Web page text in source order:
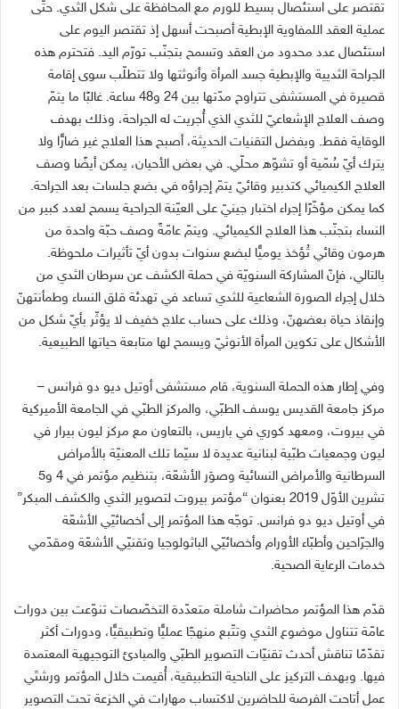
تقتصر على استئصال بسيط للورم مع المحافظة على شكل الثدي. حتّى
عملية العقد اللمفاوية الإبطية أصبحت أسهل إذ تقتصر اليوم على
استئصال عدد محدود من العقد وتسمح بتجنّب تورّم اليد. فتحترم هذه
الجراحة الثديية والإبطية جسد المرأة وأنوثتها ولا تتطلّب سوى إقامة
قصيرة في المستشفى تتراوح مدّتها بين 24 و48 ساعة. غالبًا ما يتمّ
وصف العلاج الإشعاعيّ للثدي الذي أُجريت له الجراحة، وذلك بهدف
الوقاية فقط. وبفضل التقنيات الحديثة، أصبح هذا العلاج غير ضارًّا ولا
يترك أيّ سُمّية أو تشوّه محلّي. في بعض الأحيان، يمكن أيضًا وصف
العلاج الكيميائي كتدبير وقائيّ يتمّ إجراؤه في بضع جلسات بعد الجراحة.
كما يمكن مؤخّرًا إجراء اختبار جينيّ على العيّنة الجراحية يسمح لعدد كبير من
النساء بتجنّب هذا العلاج الكيميائي. ويتمّ عامّةً وصف حبّة واحدة من
هرمون وقائي تُؤخذ يوميًّا لبضع سنوات بدون أيّ تأثيرات ملحوظة.
بالتالي، فإنّ المشاركة السنويّة في حملة الكشف عن سرطان الثدي من
خلال إجراء الصورة الشعاعية للثدي تساعد في تهدئة قلق النساء وطمأنتهنّ
وإنقاذ حياة بعضهنّ، وذلك على حساب علاج خفيف لا يؤثّر بأيّ شكل من
الأشكال على تكوين المرأة الأنوثيّ ويسمح لها متابعة حياتها الطبيعية.
وفي إطار هذه الحملة السنوية، قام مستشفى أوتيل ديو دو فرانس –
مركز جامعة القديس يوسف الطبّي، والمركز الطبّي في الجامعة الأميركية
في بيروت، ومعهد كوري في باريس، بالتعاون مع مركز ليون بيرار في
ليون وجمعيات طبّية لبنانية عديدة لا سيّما تلك المعنيّة بالأمراض
السرطانية والأمراض النسائية وصوَر الأشعّة، بتنظيم مؤتمر في 4 و5
تشرين الأوّل 2019 بعنوان “مؤتمر بيروت لتصوير الثدي والكشف المبكر”
في أوتيل ديو دو فرانس. توجّه هذا المؤتمر إلى أخصائيّي الأشعّة
والجرّاحين وأطبّاء الأورام وأخصائيّي الباثولوجيا وتقنيّي الأشعّة ومقدّمي
خدمات الرعاية الصحية.
قدّم هذا المؤتمر محاضرات شاملة متعدّدة التخصّصات تنوّعت بين دورات
عامّة تتناول موضوع الثدي وتتّبع منهجًا عمليًّا وتطبيقيًّا، ودورات أكثر
تقدّمًا تناقش أحدث تقنيّات التصوير الطبّي والمبادئ التوجيهية المعتمدة
فيها. وبهدف التركيز على الناحية التطبيقية، أُقيمت خلال المؤتمر ورشتَي
عمل أتاحت الفرصة للحاضرين لاكتساب مهارات في الخزعة تحت التصوير